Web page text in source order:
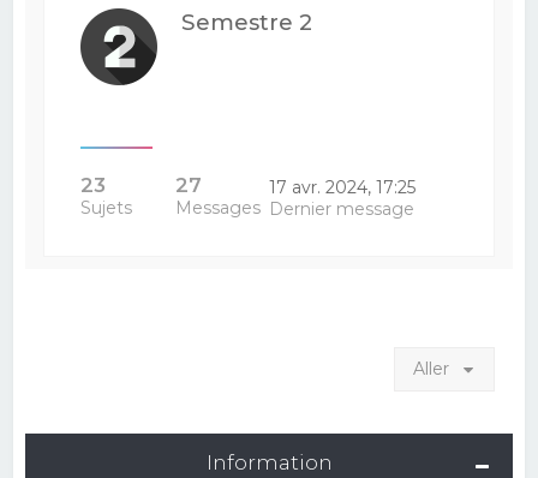
Semestre 2
23
Sujets
27
Messages
17 avr. 2024, 17:25
Dernier message
Aller
Information